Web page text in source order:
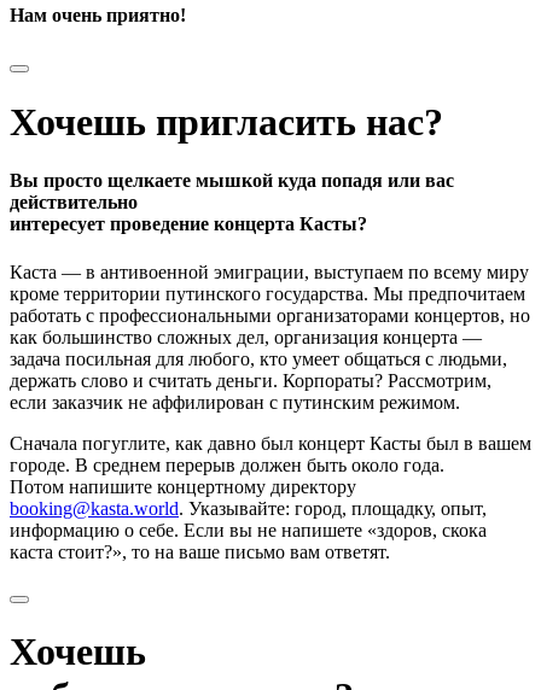
Нам очень приятно!
Хочешь пригласить нас?
Вы просто щелкаете мышкой куда попадя или вас
действительно
интересует проведение концерта Касты?
Каста — в антивоенной эмиграции, выступаем по всему миру
кроме территории путинского государства. Мы предпочитаем
работать с профессиональными организаторами концертов, но
как большинство сложных дел, организация концерта —
задача посильная для любого, кто умеет общаться с людьми,
держать слово и считать деньги. Корпораты? Рассмотрим,
если заказчик не аффилирован с путинским режимом.
Сначала погуглите, как давно был концерт Касты был в вашем
городе. В среднем перерыв должен быть около года.
Потом напишите концертному директору
booking@kasta.world. Указывайте: город, площадку, опыт,
информацию о себе. Если вы не напишете «здоров, скока
каста стоит?», то на ваше письмо вам ответят.
Хочешь